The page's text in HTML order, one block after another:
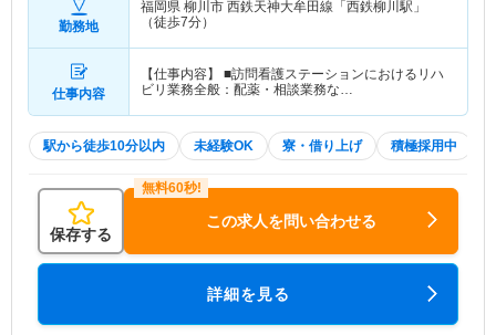
勤務地
福岡県 柳川市 西鉄天神大牟田線「西鉄柳川駅」
（徒歩7分）
仕事内容
【仕事内容】 ■訪問看護ステーションにおけるリハ
ビリ業務全般：配薬・相談業務な…
駅から徒歩10分以内 未経験OK 寮・借り上げ 積極採用中
保存する
この求人を問い合わせる
詳細を見る